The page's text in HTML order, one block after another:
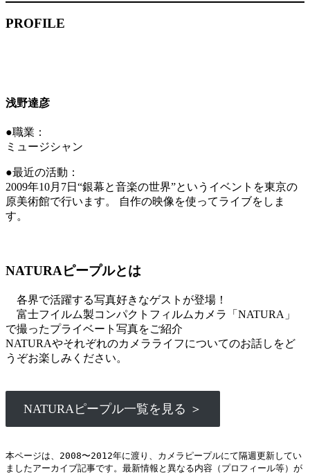
PROFILE
浅野達彦
●職業：
ミュージシャン
●最近の活動：
2009年10月7日“銀幕と音楽の世界”というイベントを東京の
原美術館で行います。 自作の映像を使ってライブをしま
す。
NATURAピープルとは
各界で活躍する写真好きなゲストが登場！
富士フイルム製コンパクトフィルムカメラ「NATURA」
で撮ったプライベート写真をご紹介
NATURAやそれぞれのカメラライフについてのお話しをど
うぞお楽しみください。
NATURAピープル一覧を見る ＞
本ページは、2008〜2012年に渡り、カメラピープルにて隔週更新してい
ましたアーカイブ記事です。最新情報と異なる内容（プロフィール等）が